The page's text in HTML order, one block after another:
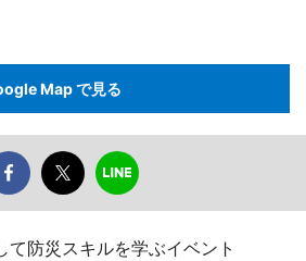
Map で見る
て防災スキルを学ぶイベント